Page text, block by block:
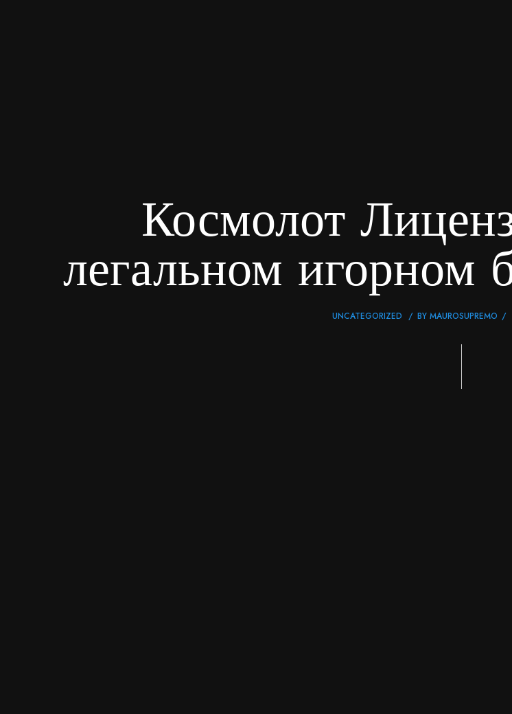
Космолот
легальном игорном
UNCATEGORIZED BY MAUROSUPREMO